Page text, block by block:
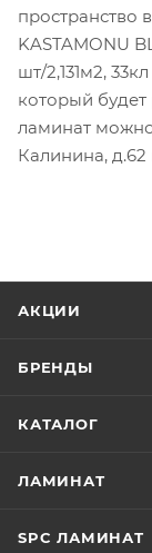
пространство
KASTAMONU
шт/2,131м2,
который
ламинат
Калинина,
АКЦИИ
БРЕНДЫ
КАТАЛОГ
ЛАМИНАТ
SPC ЛАМИНАТ